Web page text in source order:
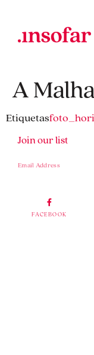
A
Etiquetas
Join our list
FACEBOOK